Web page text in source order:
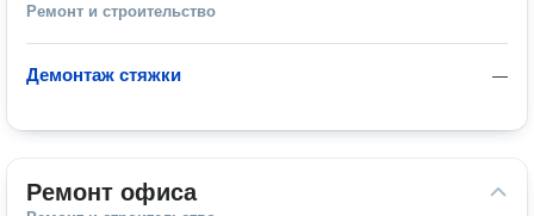
Ремонт и строительство
—
Демонтаж стяжки
Ремонт офиса